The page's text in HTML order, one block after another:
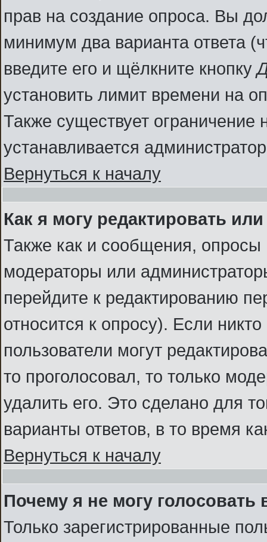
прав на создание опроса. Вы
минимум два варианта ответа
введите его и щёлкните кнопку
установить лимит времени на
Также существует ограничение
устанавливается
Вернуться к началу
Как я могу редактировать
Также как и сообщения, опросы
модераторы или
перейдите к редактированию
относится к опросу). Если
пользователи могут
то проголосовал, то только
удалить его. Это сделано для
варианты ответов, в то время
Вернуться к началу
Почему я не могу голосовать
Только зарегистрированные